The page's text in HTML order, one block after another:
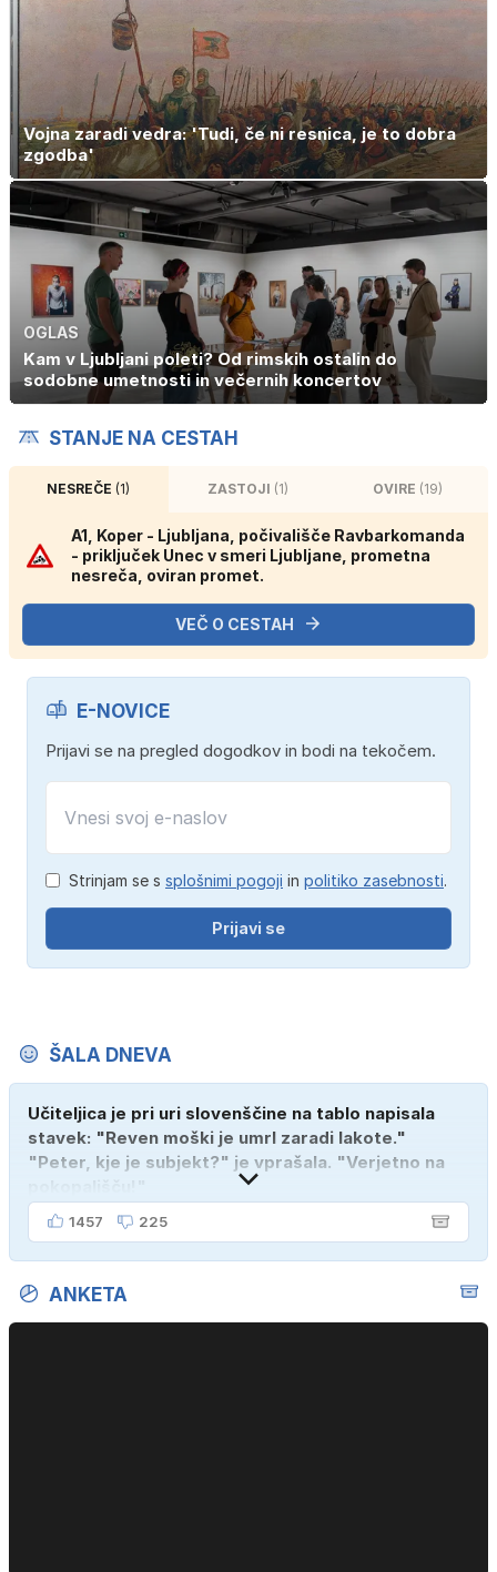
Vojna zaradi vedra: 'Tudi, če ni resnica, je to dobra
zgodba'
OGLAS
Kam v Ljubljani poleti? Od rimskih ostalin do
sodobne umetnosti in večernih koncertov
STANJE NA CESTAH
NESREČE(1) ZASTOJI (1) OVIRE (19)
A1, Koper - Ljubljana, počivališče Ravbarkomanda
- priključek Unec v smeri Ljubljane, prometna
nesreča, oviran promet.
VEČ O CESTAH
E-NOVICE
Prijavi se na pregled dogodkov in bodi na tekočem.
Strinjam se s splošnimi pogoji in politiko zasebnosti.
Prijavi se
ŠALA DNEVA
Učiteljica je pri uri slovenščine na tablo napisala
stavek: "Reven moški je umrl zaradi lakote."
"Peter, kje je subjekt?" je vprašala. "Verjetno na
1457 225
ANKETA